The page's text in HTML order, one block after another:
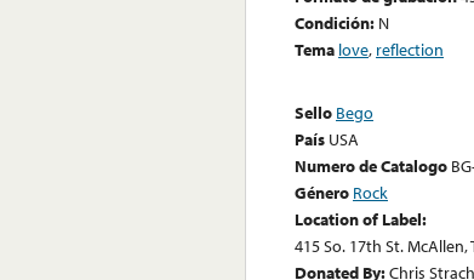
Condición: N
Tema love, reflection
Sello Bego
País USA
Numero de Catalogo
Género Rock
Location of Label:
415 So. 17th St. McAllen,
Donated By:Chris